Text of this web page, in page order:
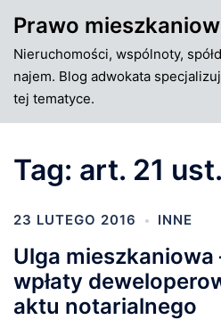
do
treści
Prawo
Nieruchomości, wspólnoty,
najem. Blog adwokata
tej tematyce.
Tag: art. 21
23 LUTEGO 2016 INNE
Ulga mieszkaniowa
wpłaty
aktu notarialnego